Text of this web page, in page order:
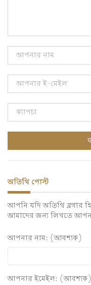
অতিথি পোস্ট
আপনি যদি অতিথি ব্লগার
আমাদের জন্য লিখতে
আপনার নাম: (আবশ্যক)
আপনার ইমেইল: (আবশ্যক)